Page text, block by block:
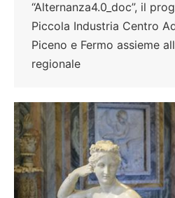
“Alternanza4.0_doc”, il
Piccola Industria Centro
Piceno e Fermo assieme
regionale